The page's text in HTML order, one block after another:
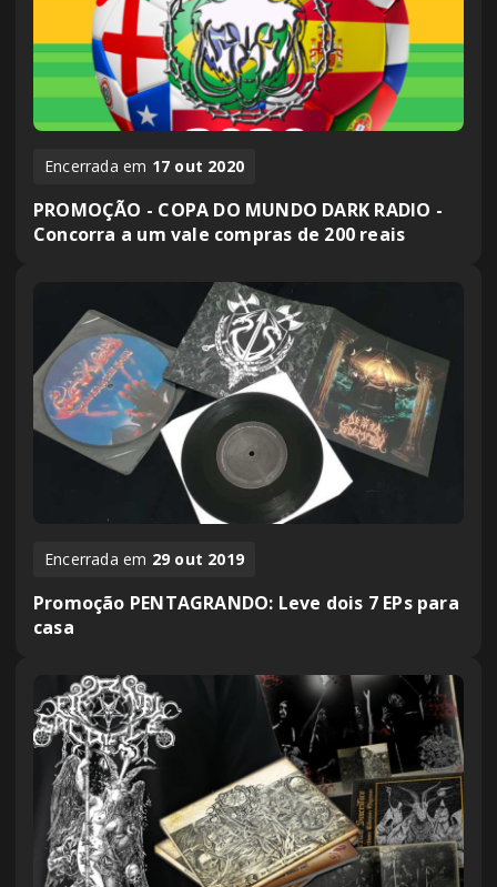
Encerrada em 17 out 2020
PROMOÇÃO - COPA DO MUNDO DARK RADIO -
Concorra a um vale compras de 200 reais
Encerrada em 29 out 2019
Promoção PENTAGRANDO: Leve dois 7 EPs para
casa